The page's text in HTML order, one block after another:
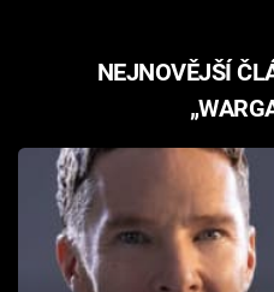
Filmy
Seriály
NEJNOVĚJŠÍ